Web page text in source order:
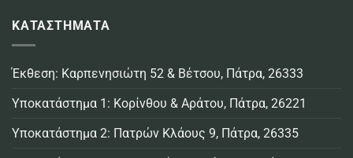
ΚΑΤΑΣΤΗΜΑΤΑ
Έκθεση: Καρπενησιώτη 52 & Βέτσου, Πάτρα, 26333
Υποκατάστημα 1: Κορίνθου & Αράτου, Πάτρα, 26221
Υποκατάστημα 2: Πατρών Κλάους 9, Πάτρα, 26335